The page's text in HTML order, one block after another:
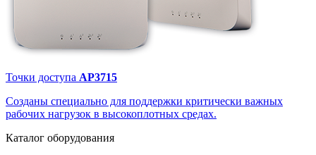
Точки доступа AP3715
Созданы специально для поддержки критически важных
рабочих нагрузок в высокоплотных средах.
Каталог оборудования